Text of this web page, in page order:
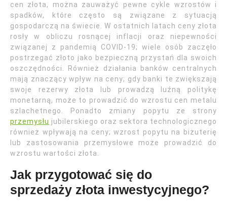
cen złota, można zauważyć pewne cykle wzrostów i
spadków, które często są związane z sytuacją
gospodarczą na świecie. W ostatnich latach ceny złota
rosły w obliczu rosnącej inflacji oraz niepewności
związanej z pandemią COVID-19; wiele osób zaczęło
postrzegać złoto jako bezpieczną przystań dla swoich
oszczędności. Również działania banków centralnych
mają znaczący wpływ na ceny; gdy banki te zwiększają
swoje rezerwy złota lub prowadzą luźną politykę
monetarną, może to prowadzić do wzrostu cen metalu
szlachetnego. Ponadto zmiany popytu ze strony
przemysłu jubilerskiego oraz sektora technologicznego
również wpływają na ceny; wzrost popytu na biżuterię
lub zastosowania przemysłowe może prowadzić do
wzrostu wartości złota.
Jak przygotować się do
sprzedaży złota inwestycyjnego?